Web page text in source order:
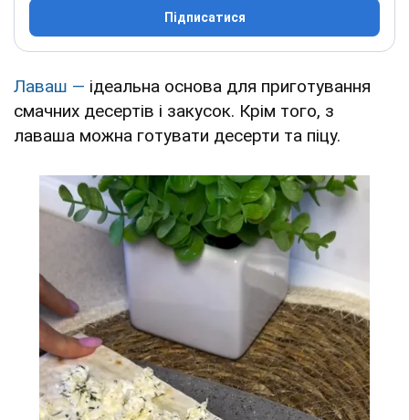
Підписатися
Лаваш — ідеальна основа для приготування
смачних десертів і закусок. Крім того, з
лаваша можна готувати десерти та піцу.